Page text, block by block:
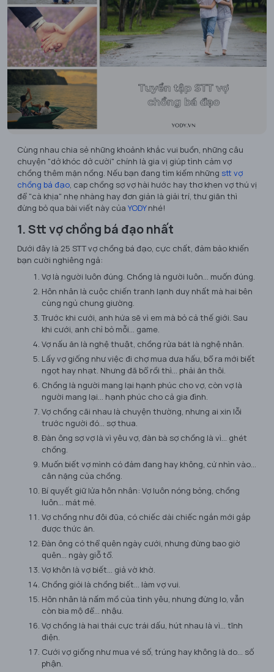
Cùng nhau chia sẻ những khoảnh khắc vui buồn, những câu
chuyện "dở khóc dở cười" chính là gia vị giúp tình cảm vợ
chồng thêm mặn nồng. Nếu bạn đang tìm kiếm những stt vợ
chồng bá đạo, cap chồng sợ vợ hài hước hay thơ khen vợ thú vị
để "cà khịa" nhẹ nhàng hay đơn giản là giải trí, thư giãn thì
đừng bỏ qua bài viết này của YODYnhé!
1. Stt vợ chồng bá đạo nhất
Dưới đây là 25 STT vợ chồng bá đạo, cực chất, đảm bảo khiến
bạn cười nghiêng ngả:
Vợ là người luôn đúng. Chồng là người luôn... muốn đúng.
Hôn nhân là cuộc chiến tranh lạnh duy nhất mà hai bên
cùng ngủ chung giường.
Trước khi cưới, anh hứa sẽ vì em mà bỏ cả thế giới. Sau
khi cưới, anh chỉ bỏ mỗi... game.
Vợ nấu ăn là nghệ thuật, chồng rửa bát là nghệ nhân.
Lấy vợ giống như việc đi chợ mua dưa hấu, bổ ra mới biết
ngọt hay nhạt. Nhưng đã bổ rồi thì... phải ăn thôi.
Chồng là người mang lại hạnh phúc cho vợ, còn vợ là
người mang lại... hạnh phúc cho cả gia đình.
Vợ chồng cãi nhau là chuyện thường, nhưng ai xin lỗi
trước người đó... sợ thua.
Đàn ông sợ vợ là vì yêu vợ, đàn bà sợ chồng là vì... ghét
chồng.
Muốn biết vợ mình có đảm đang hay không, cứ nhìn vào...
cân nặng của chồng.
Bí quyết giữ lửa hôn nhân: Vợ luôn nóng bỏng, chồng
luôn... mát mẻ.
Vợ chồng như đôi đũa, có chiếc dài chiếc ngắn mới gắp
được thức ăn.
Đàn ông có thể quên ngày cưới, nhưng đừng bao giờ
quên... ngày giỗ tổ.
Vợ khôn là vợ biết... giả vờ khờ.
Chồng giỏi là chồng biết... làm vợ vui.
Hôn nhân là nấm mồ của tình yêu, nhưng đừng lo, vẫn
còn bia mộ để... nhậu.
Vợ chồng là hai thái cực trái dấu, hút nhau là vì... tĩnh
điện.
Cưới vợ giống như mua vé số, trúng hay không là do... số
phận.